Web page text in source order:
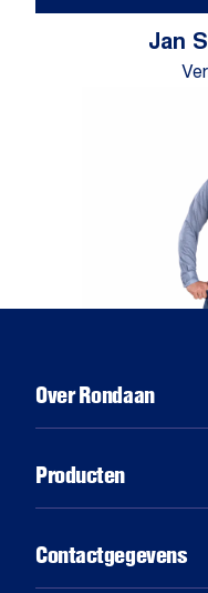
Jan
Over Rondaan
Over ons
Producten
Chassisbouw
Contactgegevens